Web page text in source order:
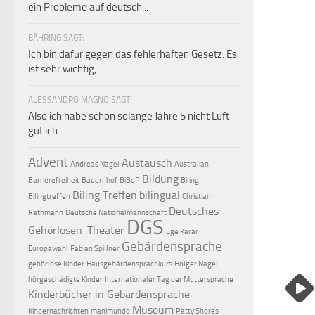
ein Probleme auf deutsch...
BÄHRING SAGT:
Ich bin dafür gegen das fehlerhaften Gesetz. Es
ist sehr wichtig,...
ALESSANDRO MAGNO SAGT:
Also ich habe schon solange Jahre 5 nicht Luft
gut ich...
Advent Andreas Nagel Austausch Australian
Barrierefreiheit Bauernhof BiBeP Bildung Biling
Bilingtreffen Biling Treffen bilingual Christian
Rathmann Deutsche Nationalmannschaft Deutsches
Gehörlosen-Theater DGS Ege Karar
Europawahl Fabian Spillner Gebärdensprache
gehörlose Kinder Hausgebärdensprachkurs Holger Nagel
hörgeschädigte Kinder Internationaler Tag der Muttersprache
Kinderbücher in Gebärdensprache
Kindernachrichten manimundo Museum Patty Shores